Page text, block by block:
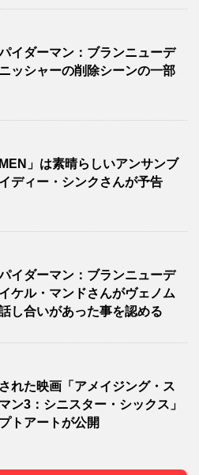
イダーマン：ブランニューデ
ッシャーの削除シーンの一部
」は素晴らしいアンサンブ
ディー・シンクさんが予告
イダーマン：ブランニューデ
ケル・マンドさんがヴェノム
し合いがあった事を認める
れた映画「アメイジング・ス
ン3：シニスター・シックス」
トアートが公開